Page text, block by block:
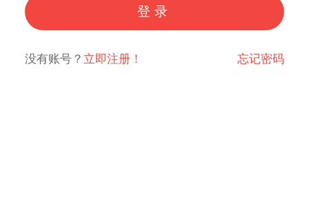
登录
没有账号？ 立即注册！ 忘记密码